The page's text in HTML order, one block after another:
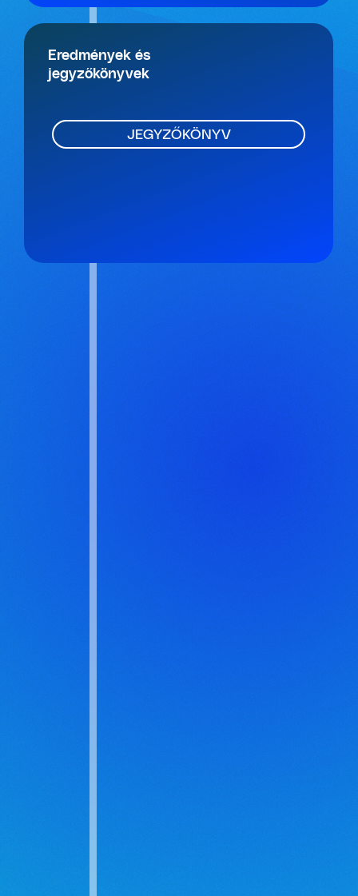
Eredmények és
jegyzőkönyvek
JEGYZŐKÖNYV